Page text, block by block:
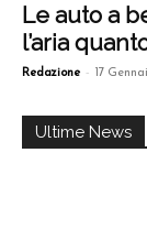
Le auto a
l’aria
Redazione - 17
Ultime News